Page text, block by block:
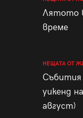
Лятото
време
НЕЩАТА ОТ
Събития
уикенд
август)